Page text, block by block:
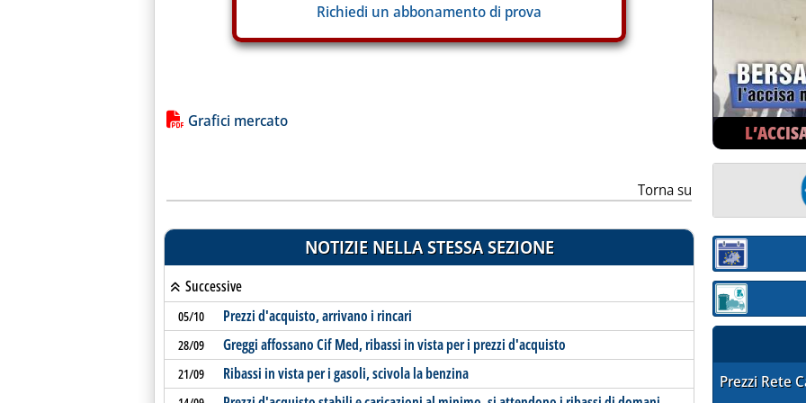
Richiedi un abbonamento di prova
Lista allegati PDF alla notizia
Grafici mercato
Torna su
NOTIZIE NELLA STESSA SEZIONE
Successive
05/10 Prezzi d'acquisto, arrivano i rincari
28/09 Greggi affossano Cif Med, ribassi in vista per i prezzi d'acquisto
21/09 Ribassi in vista per i gasoli, scivola la benzina
Sezione:
Sezione:
Prezzi Rete